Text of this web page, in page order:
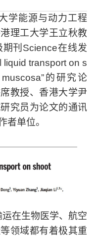
学能源与动力工程
理工大学王立秋教
刊 Science在线发
liquid transport on s
”的研究论
教授、香港大学尹
究员为论文的通讯
者单位。
在生物医学、航空
领域都有着极其重